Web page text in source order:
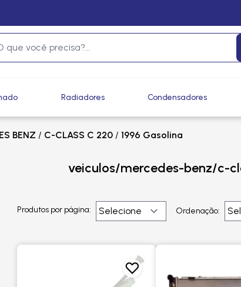
Radiadores Condensadores
BENZ / C-CLASS C 220 / 1996 Gasolina
veiculos/mercedes-benz/c-
Produtos por página: Ordenação: